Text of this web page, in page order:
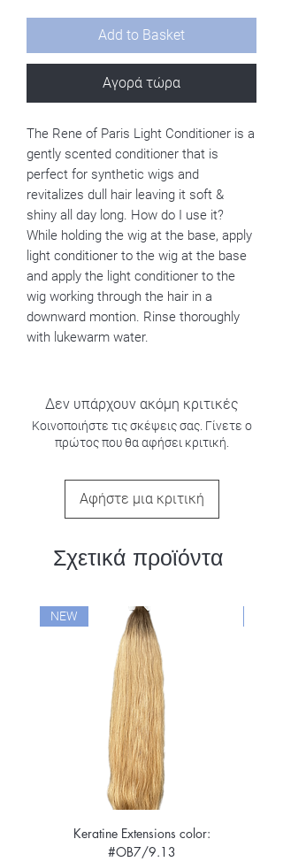
Add to Basket
Αγορά τώρα
The Rene of Paris Light Conditioner is a
gently scented conditioner that is
perfect for synthetic wigs and
revitalizes dull hair leaving it soft &
shiny all day long. How do I use it?
While holding the wig at the base, apply
light conditioner to the wig at the base
and apply the light conditioner to the
wig working through the hair in a
downward montion. Rinse thoroughly
with lukewarm water.
Δεν υπάρχουν ακόμη κριτικές
Κοινοποιήστε τις σκέψεις σας. Γίνετε ο
πρώτος που θα αφήσει κριτική.
Αφήστε μια κριτική
Σχετικά προϊόντα
NEW
Keratine Extensions color:
#OB7/9.13